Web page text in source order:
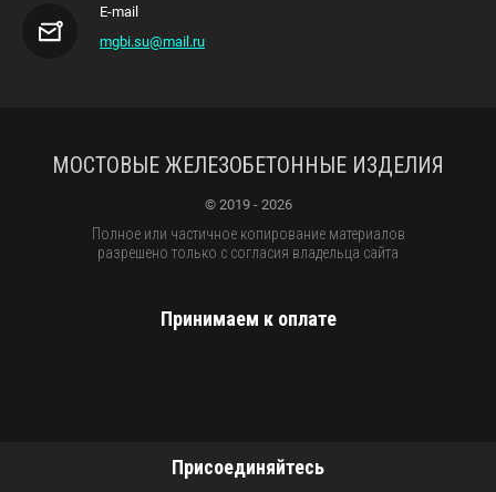
E-mail
mgbi.su@mail.ru
МОСТОВЫЕ ЖЕЛЕЗОБЕТОННЫЕ ИЗДЕЛИЯ
© 2019 - 2026
Полное или частичное копирование материалов
разрешено только с согласия владельца сайта
Принимаем к оплате
Присоединяйтесь